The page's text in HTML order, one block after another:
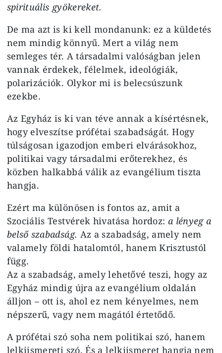
spirituális gyökereket.
De ma azt is ki kell mondanunk: ez a küldetés
nem mindig könnyű. Mert a világ nem
semleges tér. A társadalmi valóságban jelen
vannak érdekek, félelmek, ideológiák,
polarizációk. Olykor mi is belecsúszunk
ezekbe.
Az Egyház is ki van téve annak a kísértésnek,
hogy elveszítse prófétai szabadságát. Hogy
túlságosan igazodjon emberi elvárásokhoz,
politikai vagy társadalmi erőterekhez, és
közben halkabbá válik az evangélium tiszta
hangja.
Ezért ma különösen is fontos az, amit a
Szociális Testvérek hivatása hordoz: a lényeg a
belső szabadság. Az a szabadság, amely nem
valamely földi hatalomtól, hanem Krisztustól
függ.
Az a szabadság, amely lehetővé teszi, hogy az
Egyház mindig újra az evangélium oldalán
álljon – ott is, ahol ez nem kényelmes, nem
népszerű, vagy nem magától értetődő.
A prófétai szó soha nem politikai szó, hanem
lelkiismereti szó. És a lelkiismeret hangja nem